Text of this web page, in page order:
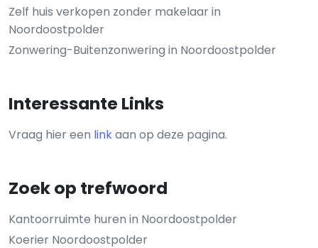
Zelf huis verkopen zonder makelaar in
Noordoostpolder
Zonwering-Buitenzonwering in Noordoostpolder
Interessante Links
Vraag hier een linkaan op deze pagina.
Zoek op trefwoord
Kantoorruimte huren in Noordoostpolder
Koerier Noordoostpolder